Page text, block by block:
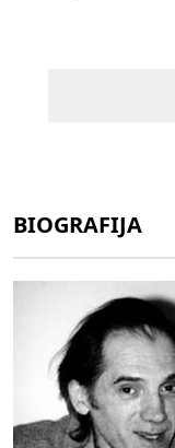
duša, 1974.
BIOGRAFIJA